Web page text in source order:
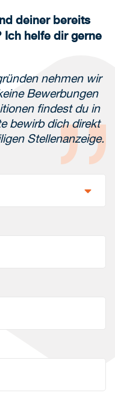
deiner bereits
helfe dir gerne
nehmen wir
Bewerbungen
findest du in
bewirb dich direkt
Stellenanzeige.